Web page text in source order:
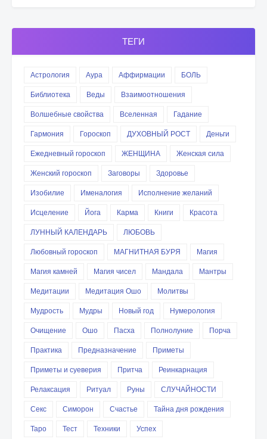
ТЕГИ
Астрология Аура Аффирмации
БОЛЬ
Библиотека
Веды
Взаимоотношения
Волшебные свойства
Вселенная
Гадание
Гармония
Гороскоп ДУХОВНЫЙ РОСТ
Деньги
Ежедневный гороскоп
ЖЕНЩИНА
Женская сила
Женский гороскоп
Заговоры
Здоровье
Изобилие
Именалогия
Исполнение желаний
Исцеление
Йога Карма Книги
Красота
ЛУННЫЙ КАЛЕНДАРЬ
ЛЮБОВЬ
Любовный гороскоп
МАГНИТНАЯ БУРЯ
Магия
Магия камней
Магия чисел Мандала
Мантры
Медитации
Медитация Ошо
Молитвы
Мудрость
Мудры Новый год
Нумерология
Очищение
Ошо Пасха Полнолуние
Порча
Практика
Предназначение
Приметы
Приметы и суеверия
Притча
Реинкарнация
Релаксация
Ритуал Руны
СЛУЧАЙНОСТИ
Секс
Симорон Счастье
Тайна дня рождения
Таро
Тест Техники
Успех